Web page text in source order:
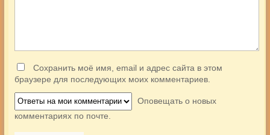
Сохранить моё имя, email и адрес сайта в этом
браузере для последующих моих комментариев.
Оповещать о новых
комментариях по почте.